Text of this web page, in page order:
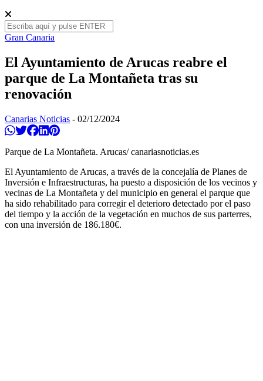
Gran Canaria
El Ayuntamiento de Arucas reabre el
parque de La Montañeta tras su
renovación
Canarias Noticias - 02/12/2024
Compartir en Whatsapp
Twittear
Compartir en Facebook
Compartir en Linkedin
Compartir en Pinterest
Parque de La Montañeta. Arucas/ canariasnoticias.es
El Ayuntamiento de Arucas, a través de la concejalía de Planes de
Inversión e Infraestructuras, ha puesto a disposición de los vecinos y
vecinas de La Montañeta y del municipio en general el parque que
ha sido rehabilitado para corregir el deterioro detectado por el paso
del tiempo y la acción de la vegetación en muchos de sus parterres,
con una inversión de 186.180€.